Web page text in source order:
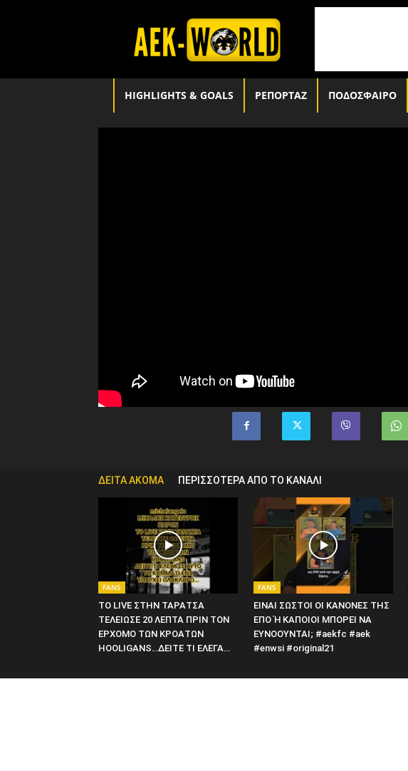
world.gr
HIGHLIGHTS & GOALS ΡΕΠΟΡΤΑΖ ΠΟΔΟΣΦΑΙΡΟ
ΔΕΙΤΑ ΑΚΟΜΑ ΠΕΡΙΣΣΟΤΕΡΑ ΑΠΟ ΤΟ ΚΑΝΑΛΙ
FANS
ΤΟ LIVE ΣΤΗΝ ΤΑΡΑΤΣΑ
ΤΕΛΕΙΩΣΕ 20 ΛΕΠΤΑ ΠΡΙΝ ΤΟΝ
ΕΡΧΟΜΟ ΤΩΝ ΚΡΟΑΤΩΝ
HOOLIGANS…ΔΕΙΤΕ ΤΙ ΕΛΕΓΑ…
FANS
ΕΙΝΑΙ ΣΩΣΤΟΙ ΟΙ ΚΑΝΟΝΕΣ ΤΗΣ
ΕΠΟ Ή ΚΑΠΟΙΟΙ ΜΠΟΡΕΙ ΝΑ
ΕΥΝΟΟΥΝΤΑΙ; #aekfc #aek
#enwsi #original21